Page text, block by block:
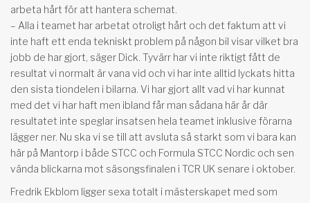
arbeta hårt för att hantera schemat.
– Alla i teamet har arbetat otroligt hårt och det faktum att vi
inte haft ett enda tekniskt problem på någon bil visar vilket bra
jobb de har gjort, säger Dick. Tyvärr har vi inte riktigt fått de
resultat vi normalt är vana vid och vi har inte alltid lyckats hitta
den sista tiondelen i bilarna. Vi har gjort allt vad vi har kunnat
med det vi har haft men ibland får man sådana här år där
resultatet inte speglar insatsen hela teamet inklusive förarna
lägger ner. Nu ska vi se till att avsluta så starkt som vi bara kan
här på Mantorp i både STCC och Formula STCC Nordic och sen
vända blickarna mot säsongsfinalen i TCR UK senare i oktober.
Fredrik Ekblom ligger sexa totalt i mästerskapet med som